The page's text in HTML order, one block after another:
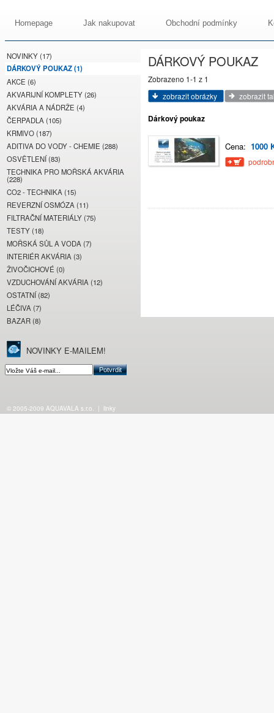
Homepage Jak nakupovat Obchodní podmínky
NOVINKY (17)
DÁRKOVÝ POUKAZ (1)
AKCE (6)
AKVARIJNÍ KOMPLETY (26)
AKVÁRIA A NÁDRŽE (4)
ČERPADLA (105)
KRMIVO (187)
ADITIVA DO VODY - CHEMIE (288)
OSVĚTLENÍ (83)
TECHNIKA PRO MOŘSKÁ AKVÁRIA
(228)
CO2 - TECHNIKA (15)
REVERZNÍ OSMÓZA (11)
FILTRAČNÍ MATERIÁLY (75)
TESTY (18)
MOŘSKÁ SŮL A VODA (7)
INTERIÉR AKVÁRIA (3)
ŽIVOČICHOVÉ (0)
VZDUCHOVÁNÍ AKVÁRIA (12)
OSTATNÍ (82)
LÉČIVA (7)
BAZAR (8)
NOVINKY E-MAILEM!
DÁRKOVÝ POUKAZ
Zobrazeno 1-1 z 1
zobrazit obrázky
zobrazit
Dárkový poukaz
Cena: 1000
© 2005-2009 AQUAVALA s.r.o. | linky